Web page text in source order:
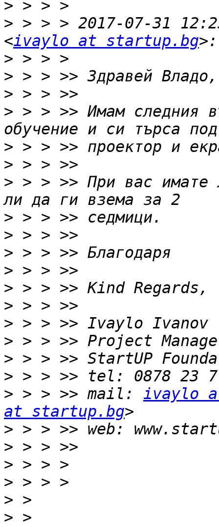
>
> > > > 2017-07-31
<ivaylo at startup.bg
>
>
>
> > > >> Имам следния
>
>
> > > >> При вас имате
>
>
>
>
>
>
>
>
>
>
> > > >> mail: ivaylo
at startup.bg
>
>
>
>
>
> >